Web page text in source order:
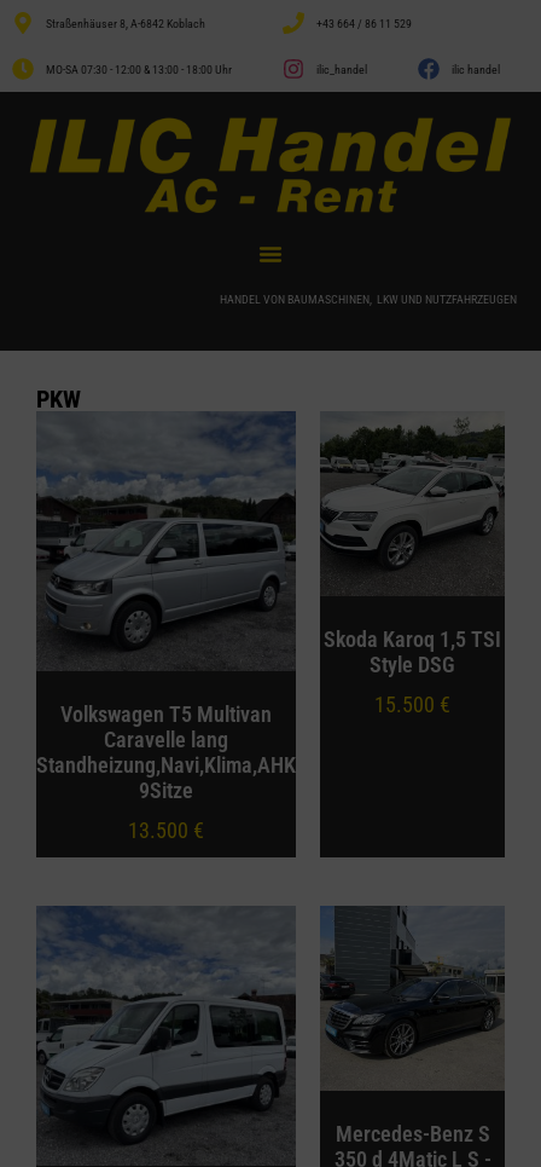
Straßenhäuser 8, A-6842 Koblach +43 664 / 86 11 529
MO-SA 07:30 - 12:00 & 13:00 - 18:00 Uhr ilic_handel ilic handel
HANDEL VON BAUMASCHINEN, LKW UND NUTZFAHRZEUGEN
PKW
Volkswagen T5 Multivan
Caravelle lang
Standheizung,Navi,Klima,AHK
9Sitze
13.500 €
Skoda Karoq 1,5 TSI
Style DSG
15.500 €
Mercedes-Benz S
350 d 4Matic L S -